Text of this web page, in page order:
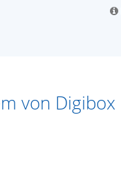
von Digibox